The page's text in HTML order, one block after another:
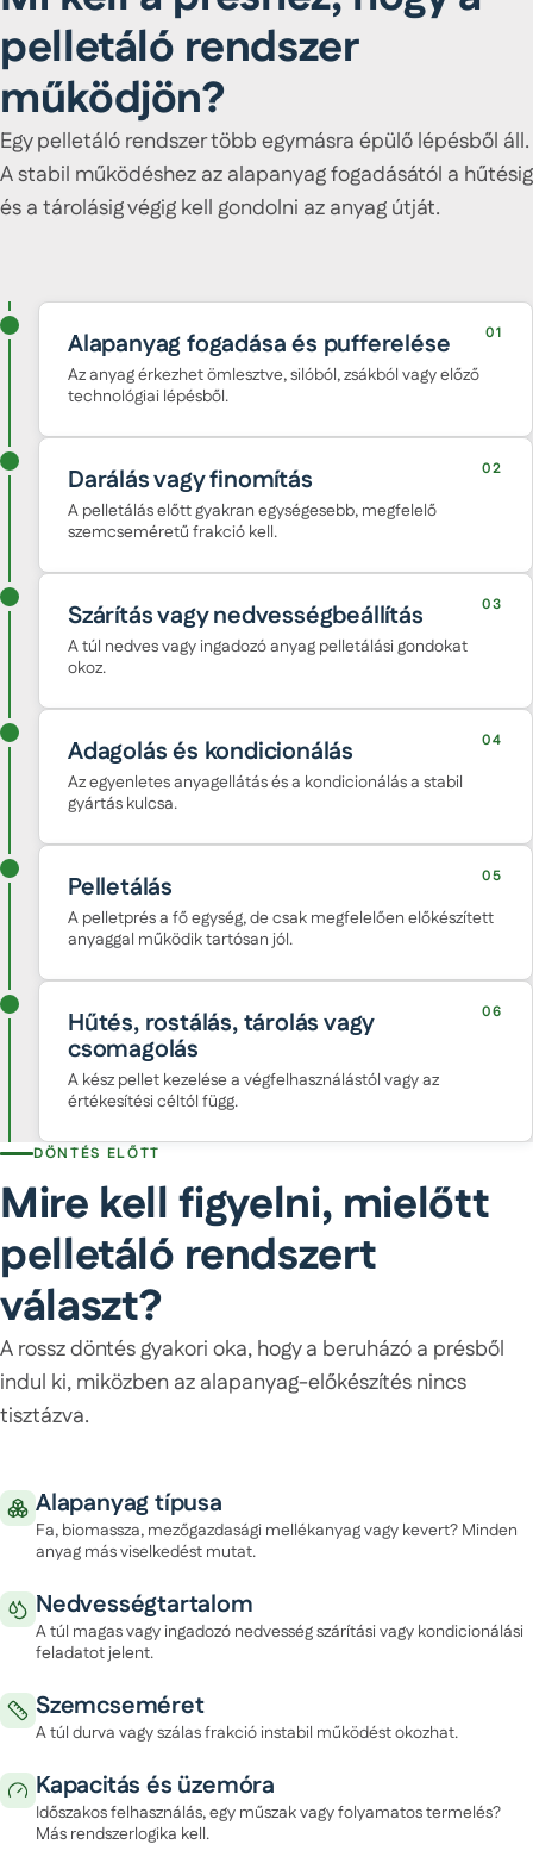
pelletáló rendszer
működjön?
Egy pelletáló rendszer több egymásra épülő lépésből áll.
A stabil működéshez az alapanyag fogadásától a hűtésig
és a tárolásig végig kell gondolni az anyag útját.
01
Alapanyag fogadása és pufferelése
Az anyag érkezhet ömlesztve, silóból, zsákból vagy előző
technológiai lépésből.
02
Darálás vagy finomítás
A pelletálás előtt gyakran egységesebb, megfelelő
szemcseméretű frakció kell.
03
Szárítás vagy nedvességbeállítás
A túl nedves vagy ingadozó anyag pelletálási gondokat
okoz.
04
Adagolás és kondicionálás
Az egyenletes anyagellátás és a kondicionálás a stabil
gyártás kulcsa.
05
Pelletálás
A pelletprés a fő egység, de csak megfelelően előkészített
anyaggal működik tartósan jól.
06
Hűtés, rostálás, tárolás vagy
csomagolás
A kész pellet kezelése a végfelhasználástól vagy az
értékesítési céltól függ.
DÖNTÉS ELŐTT
Mire kell figyelni, mielőtt
pelletáló rendszert
választ?
A rossz döntés gyakori oka, hogy a beruházó a présből
indul ki, miközben az alapanyag-előkészítés nincs
tisztázva.
Alapanyag típusa
Fa, biomassza, mezőgazdasági mellékanyag vagy kevert? Minden
anyag más viselkedést mutat.
Nedvességtartalom
A túl magas vagy ingadozó nedvesség szárítási vagy kondicionálási
feladatot jelent.
Szemcseméret
A túl durva vagy szálas frakció instabil működést okozhat.
Kapacitás és üzemóra
Időszakos felhasználás, egy műszak vagy folyamatos termelés?
Más rendszerlogika kell.